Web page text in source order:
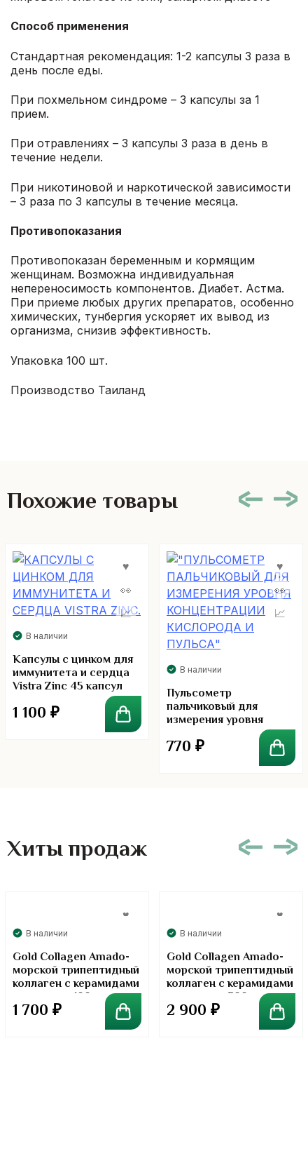
Способ применения
Стандартная рекомендация: 1-2 капсулы 3 раза в
день после еды.
При похмельном синдроме – 3 капсулы за 1
прием.
При отравлениях – 3 капсулы 3 раза в день в
течение недели.
При никотиновой и наркотической зависимости
– 3 раза по 3 капсулы в течение месяца.
Противопоказания
Противопоказан беременным и кормящим
женщинам. Возможна индивидуальная
непереносимость компонентов. Диабет. Астма.
При приеме любых других препаратов, особенно
химических, тунбергия ускоряет их вывод из
организма, снизив эффективность.
Упаковка 100 шт.
Производство Таиланд
Похожие товары
В наличии
Капсулы с цинком для
иммунитета и сердца
Vistra Zinc 45 капсул
1 100 ₽
В наличии
Пульсометр
пальчиковый для
измерения уровня
кислорода и пульса
770 ₽
Хиты продаж
В наличии
Gold Collagen Amado-
морской трипептидный
коллаген с керамидами
в порошке. 100 грамм
1 700 ₽
В наличии
Gold Collagen Amado-
морской трипептидный
коллаген с керамидами
в порошке. 300 грамм
2 900 ₽